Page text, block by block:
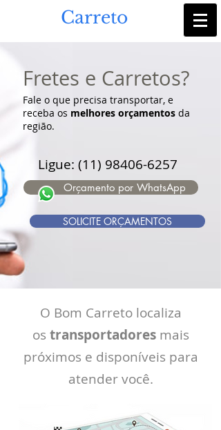
Carreto
Fretes e Carretos?
Fale o que precisa transportar, e
receba os melhores orçamentos da
região.
Ligue: (11) 98406-6257
Orçamento por WhatsApp
SOLICITE ORÇAMENTOS
O Bom Carreto localiza
os transportadores mais
próximos e disponíveis para
atender você.